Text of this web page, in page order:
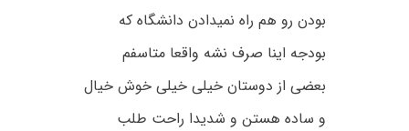
بودن رو هم راه نمیدادن دانشگاه که
بودجه اینا صرف نشه واقعا متاسفم
بعضی از دوستان خیلی خیلی خوش خیال
و ساده هستن و شدیدا راحت طلب